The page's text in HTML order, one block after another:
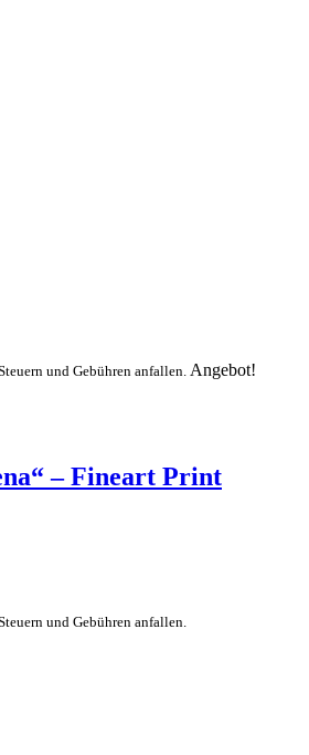
und Gebühren anfallen. Angebot!
– Fineart Print
und Gebühren anfallen.